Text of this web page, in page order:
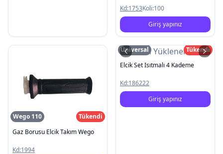
Kd:1753Koli:100
Giriş yapınız
Wego 110
Tükendi
Gaz Borusu Elcik Takım Wego
Kd:1994
Resim Yüklenemedi
Üniversal
Tükendi
Elcik Set Isıtmalı 4 Kademe
Kd:186222
Giriş yapınız